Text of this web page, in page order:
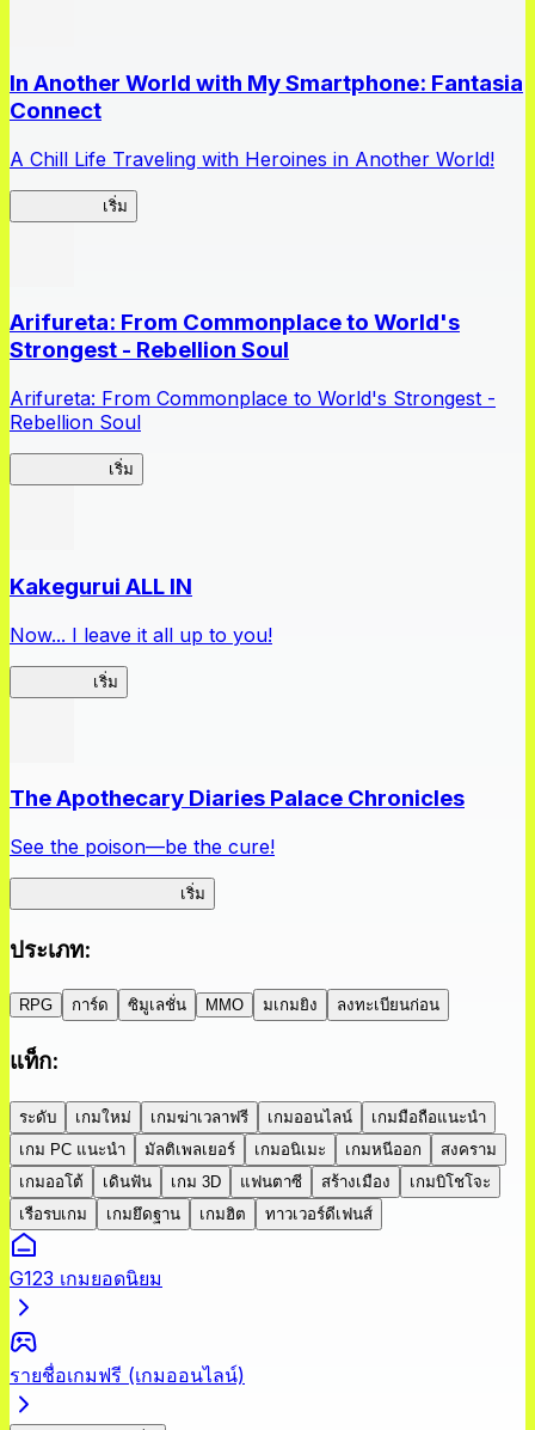
In Another World with My Smartphone: Fantasia
Connect
A Chill Life Traveling with Heroines in Another World!
เริ่ม
Arifureta: From Commonplace to World's
Strongest - Rebellion Soul
Arifureta: From Commonplace to World's Strongest -
Rebellion Soul
เริ่ม
Kakegurui ALL IN
Now... I leave it all up to you!
เริ่ม
The Apothecary Diaries Palace Chronicles
See the poison—be the cure!
เริ่ม
ประเภท:
RPG การ์ด ซิมูเลชั่น MMO มเกมยิง ลงทะเบียนก่อน
แท็ก:
ระดับ เกมใหม่ เกมฆ่าเวลาฟรี เกมออนไลน์
เกมมือถือแนะนำ
เกม PC แนะนำ
มัลติเพลเยอร์ เกมอนิเมะ เกมหนีออก
สงคราม
เกมออโต้
เดินฟัน เกม 3D แฟนตาซี สร้างเมือง
เกมบิโชโจะ
เรือรบเกม
เกมยึดฐาน เกมฮิต ทาวเวอร์ดีเฟนส์
G123 เกมยอดนิยม
รายชื่อเกมฟรี (เกมออนไลน์)